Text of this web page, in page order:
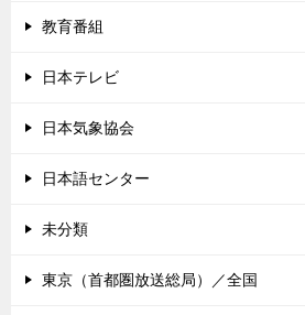
教育番組
日本テレビ
日本気象協会
日本語センター
未分類
東京（首都圏放送総局）／全国